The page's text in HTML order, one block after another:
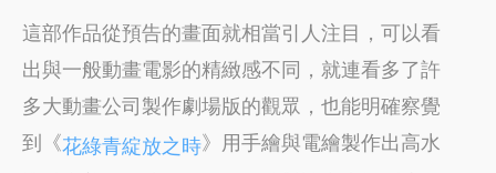
這部作品從預告的畫面就相當引人注目，可以看
出與一般動畫電影的精緻感不同，就連看多了許
多大動畫公司製作劇場版的觀眾，也能明確察覺
到《花綠青綻放之時》用手繪與電繪製作出高水